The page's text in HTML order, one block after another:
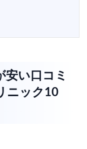
安い口コミ
ニック10